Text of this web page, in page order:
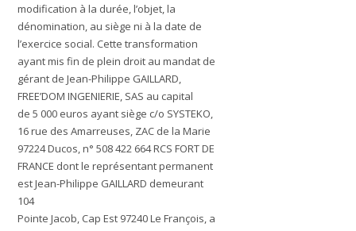
modification à la durée, l’objet, la
dénomination, au siège ni à la date de
l’exercice social. Cette transformation
ayant mis fin de plein droit au mandat de
gérant de Jean-Philippe GAILLARD,
FREE’DOM INGENIERIE, SAS au capital
de 5 000 euros ayant siège c/o SYSTEKO,
16 rue des Amarreuses, ZAC de la Marie
97224 Ducos, n° 508 422 664 RCS FORT DE
FRANCE dont le représentant permanent
est Jean-Philippe GAILLARD demeurant
104
Pointe Jacob, Cap Est 97240 Le François, a